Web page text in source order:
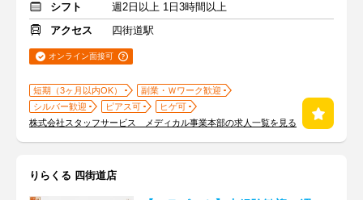
シフト
週2日以上 1日3時間以上
アクセス
四街道駅
オンライン面接可
短期（3ヶ月以内OK）
副業・Ｗワーク歓迎
シルバー歓迎
ピアス可
ヒゲ可
株式会社スタッフサービス メディカル事業本部の求人一覧を見る
りらくる 四街道店